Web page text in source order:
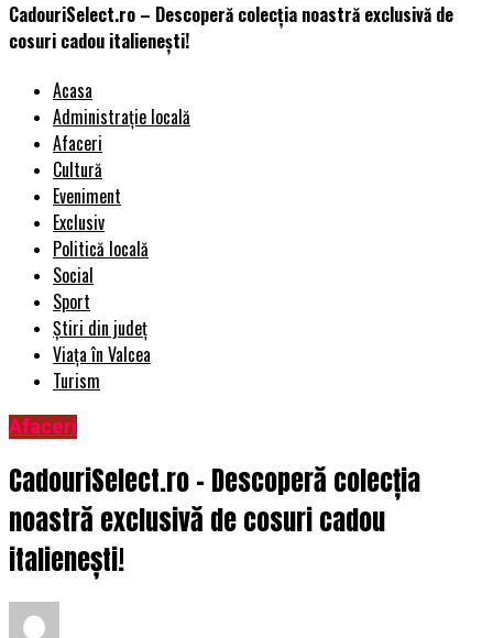
CadouriSelect.ro – Descoperă colecția noastră exclusivă de
cosuri cadou italienești!
Acasa
Administrație locală
Afaceri
Cultură
Eveniment
Exclusiv
Politică locală
Social
Sport
Știri din județ
Viața în Valcea
Turism
Afaceri
CadouriSelect.ro – Descoperă colecția
noastră exclusivă de cosuri cadou
italienești!